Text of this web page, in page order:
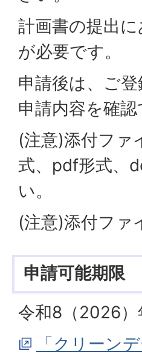
計画書の提出
が必要です。
申請後は、ご
申請内容を確認
(注意)添付ファ
式、pdf形式、
い。
(注意)添付ファ
申請可能期限
令和8（2026）
「クリーン